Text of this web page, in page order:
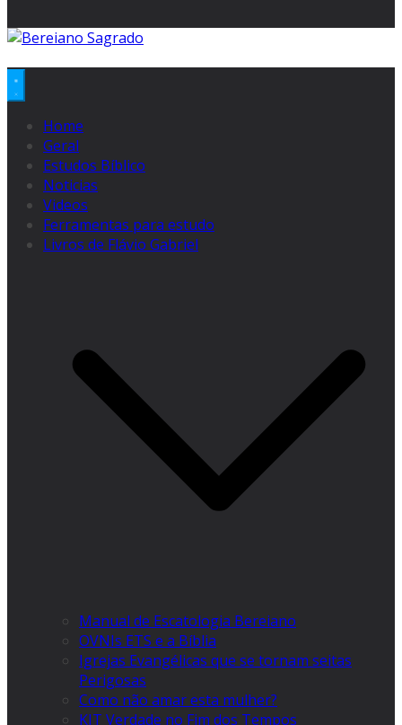
Home
Geral
Estudos Bíblico
Noticias
Videos
Ferramentas para estudo
Livros de Flávio Gabriel
Manual de Escatologia Bereiano
OVNIs ETS e a Bíblia
Igrejas Evangélicas que se tornam seitas
Perigosas
Como não amar esta mulher?
KIT Verdade no Fim dos Tempos